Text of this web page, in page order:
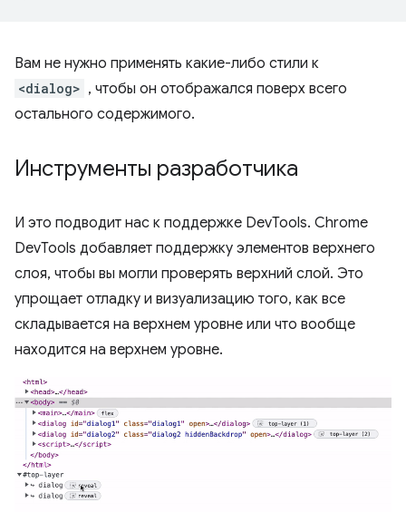
Вам не нужно применять какие-либо стили к
<dialog> , чтобы он отображался поверх всего
остального содержимого.
Инструменты разработчика
И это подводит нас к поддержке DevTools. Chrome
DevTools добавляет поддержку элементов верхнего
слоя, чтобы вы могли проверять верхний слой. Это
упрощает отладку и визуализацию того, как все
складывается на верхнем уровне или что вообще
находится на верхнем уровне.